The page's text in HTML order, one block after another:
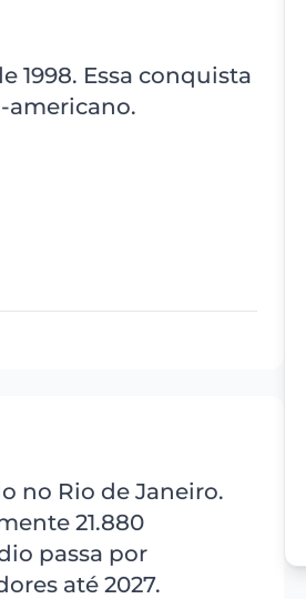
1998. Essa conquista
americano.
no Rio de Janeiro.
21.880
passa por
até 2027.